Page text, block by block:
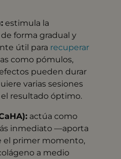
estimula la
forma gradual y
útil para recuperar
como pómulos,
pueden durar
varias sesiones
el resultado óptimo.
actúa como
inmediato —aporta
el primer momento,
a medio